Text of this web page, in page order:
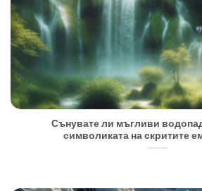
Сънувате ли мъгливи
символиката на скритите